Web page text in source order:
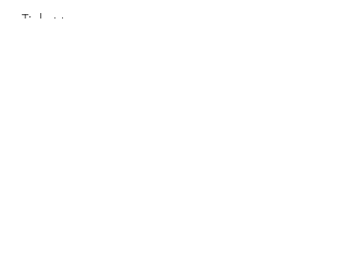
Ticket type